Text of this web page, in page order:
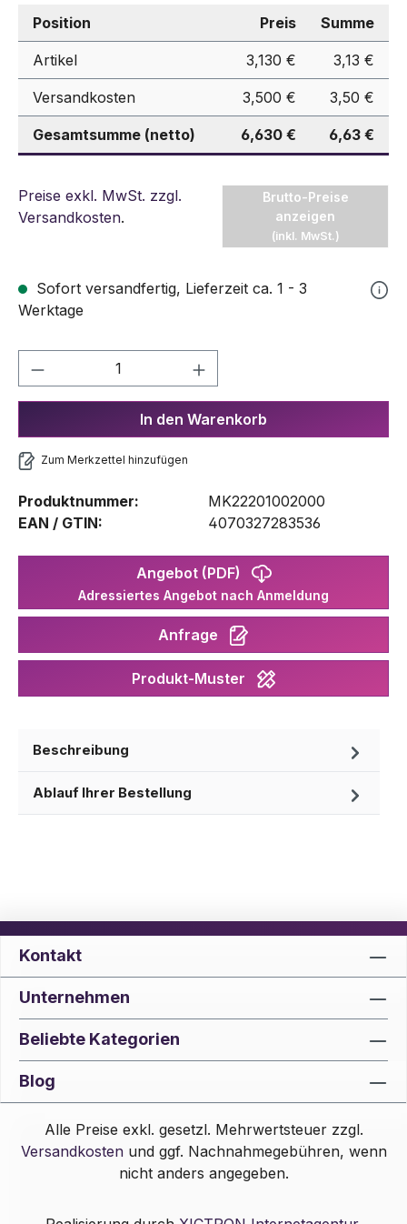
Position Preis Summe
Artikel 3,130 € 3,13 €
Versandkosten 3,500 € 3,50 €
Gesamtsumme (netto) 6,630 € 6,63 €
Preise exkl. MwSt. zzgl.
Versandkosten.
Brutto-Preise
anzeigen
(inkl. MwSt.)
Sofort versandfertig, Lieferzeit ca. 1 - 3
Werktage
Produkt Anzahl: Gib den
In den Warenkorb
Zum Merkzettel hinzufügen
Produktnummer:
MK22201002000
EAN / GTIN:
4070327283536
Angebot (PDF)
Adressiertes Angebot nach Anmeldung
Anfrage
Produkt-Muster
Beschreibung
Ablauf Ihrer Bestellung
Kontakt
Unternehmen
Beliebte Kategorien
Blog
Alle Preise exkl. gesetzl. Mehrwertsteuer zzgl.
Versandkostenund ggf. Nachnahmegebühren, wenn
nicht anders angegeben.